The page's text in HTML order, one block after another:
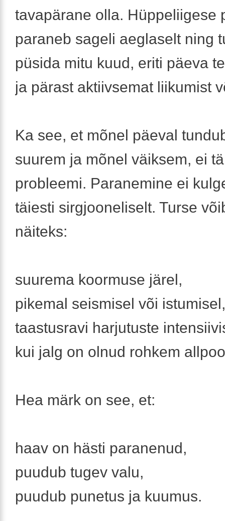
tavapärane olla. Hüppeliigese
paraneb sageli aeglaselt ning
püsida mitu kuud, eriti päeva
ja pärast aktiivsemat liikumist
Ka see, et mõnel päeval
suurem ja mõnel väiksem, ei
probleemi. Paranemine ei
täiesti sirgjooneliselt. Turse
näiteks:
suurema koormuse järel,
pikemal seismisel või istumisel,
taastusravi harjutuste
kui jalg on olnud rohkem
Hea märk on see, et:
haav on hästi paranenud,
puudub tugev valu,
puudub punetus ja kuumus.